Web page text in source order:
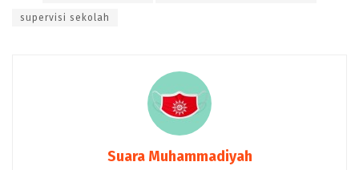
supervisi sekolah
Suara Muhammadiyah